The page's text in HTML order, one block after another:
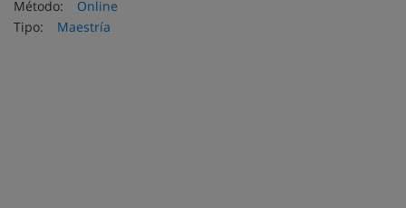
Método:
Online
Tipo:
Maestría